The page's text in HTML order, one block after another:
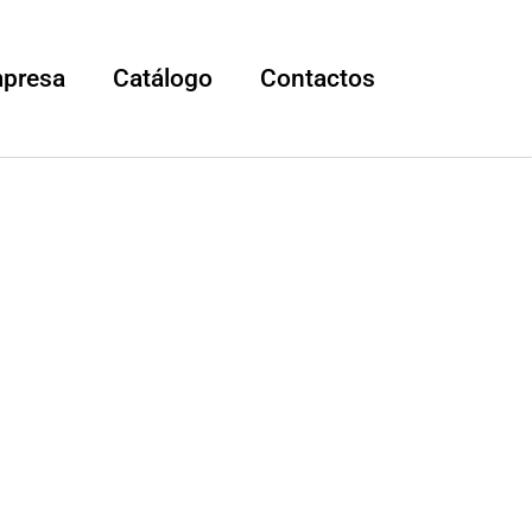
Catálogo Contactos